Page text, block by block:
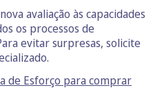
avaliação às capacidades
os processos de
evitar surpresas, solicite
de Esforço para comprar